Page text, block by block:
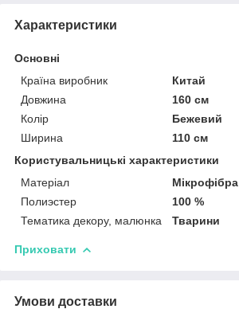
Характеристики
Основні
Країна виробник
Китай
Довжина
160 см
Колір
Бежевий
Ширина
110 см
Користувальницькі характеристики
Матеріал
Мікрофібра
Полиэстер
100 %
Тематика декору, малюнка
Тварини
Приховати
Умови доставки